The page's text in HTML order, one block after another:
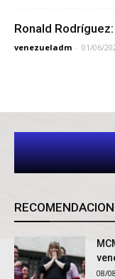
Ronald
venezueladm - 01/06/
08/